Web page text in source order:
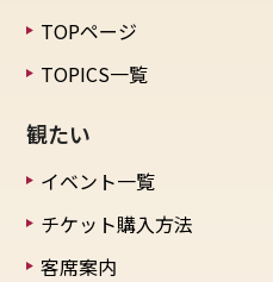
TOPページ
TOPICS一覧
観たい
イベント一覧
チケット購入方法
客席案内